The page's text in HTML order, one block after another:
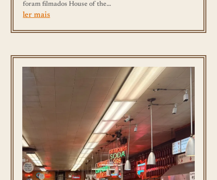
foram filmados House of the...
ler mais